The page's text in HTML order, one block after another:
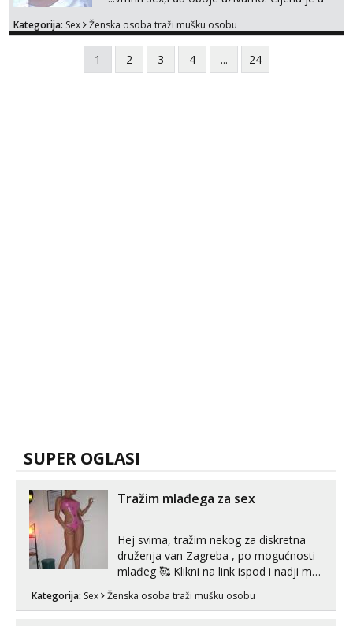
Procjeni jesi li ti taj .?! Ja bi jednog ali
kvalitetnog. Prirodne veće grudi i prcasta
guza ... Javi se 🔥Samo na mail.
Kategorija: Sex Ženska osoba traži mušku osobu
1 2 3 4 ... 24
SUPER OGLASI
Tražim mlađega za sex
Hej svima, tražim nekog za diskretna
druženja van Zagreba , po mogućnosti
mlađeg 🥰 Klikni na link ispod i nadji me
Kategorija: Sex Ženska osoba traži mušku osobu